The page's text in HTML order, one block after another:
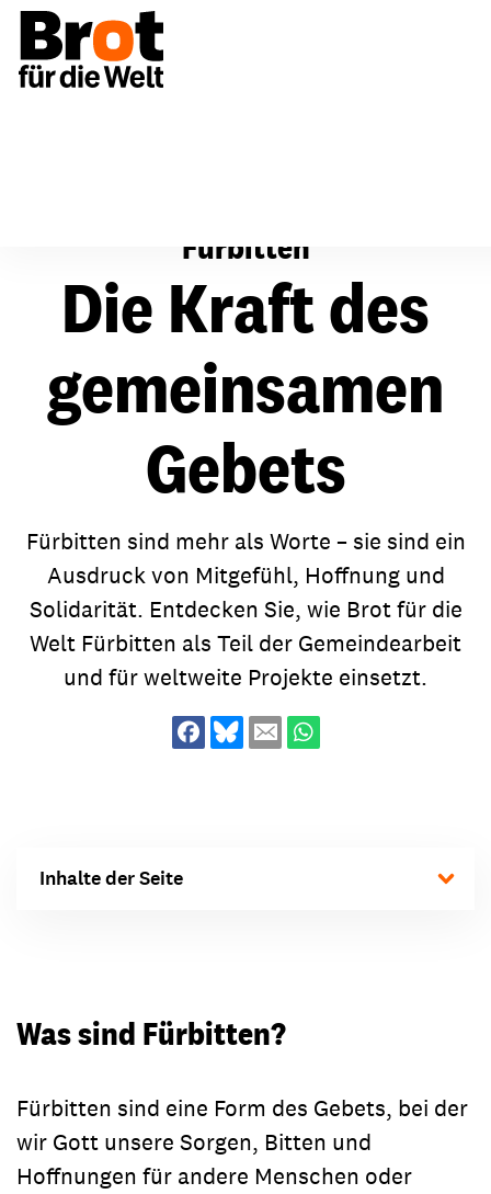
Fürbitten
Die Kraft des
gemeinsamen
Gebets
Fürbitten sind mehr als Worte – sie sind ein
Ausdruck von Mitgefühl, Hoffnung und
Solidarität. Entdecken Sie, wie Brot für die
Welt Fürbitten als Teil der Gemeindearbeit
und für weltweite Projekte einsetzt.
Inhalte der Seite
Was sind Fürbitten?
Fürbitten sind eine Form des Gebets, bei der
wir Gott unsere Sorgen, Bitten und
Hoffnungen für andere Menschen oder